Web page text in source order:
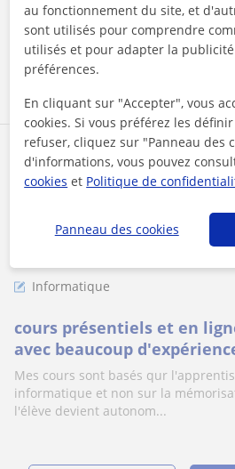
voir plus
25€/h
Corinne
Informatique
cours présentiels et en
avec beaucoup
d'informatique
Mes cours sont basés qur
informatique et non sur la
l'élève devient autonom...
au fonctionnement du site, et
sont utilisés pour comprendre
utilisés et pour adapter la
préférences.
En cliquant sur "Accepter", vous
cookies. Si vous préférez les
refuser, cliquez sur "Panneau des
d'informations, vous pouvez
cookies et Politique de
Panneau des cookies